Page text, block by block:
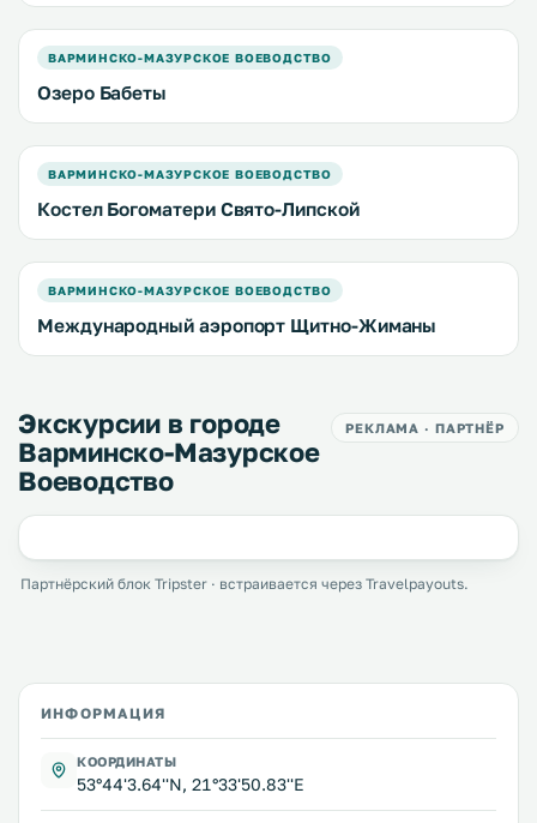
ВАРМИНСКО-МАЗУРСКОЕ ВОЕВОДСТВО
Oзеро Бабеты
ВАРМИНСКО-МАЗУРСКОЕ ВОЕВОДСТВО
Костел Богоматери Свято-Липской
ВАРМИНСКО-МАЗУРСКОЕ ВОЕВОДСТВО
Международный аэропорт Щитно-Жиманы
Экскурсии в городе
Варминско-Мазурское
Воеводство
РЕКЛАМА · ПАРТНЁР
Партнёрский блок Tripster · встраивается через Travelpayouts.
ИНФОРМАЦИЯ
КООРДИНАТЫ
53°44'3.64''N, 21°33'50.83''E